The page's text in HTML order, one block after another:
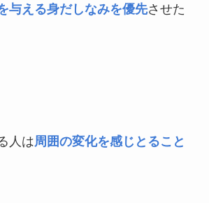
与える身だしなみを優先させた
人は周囲の変化を感じとること